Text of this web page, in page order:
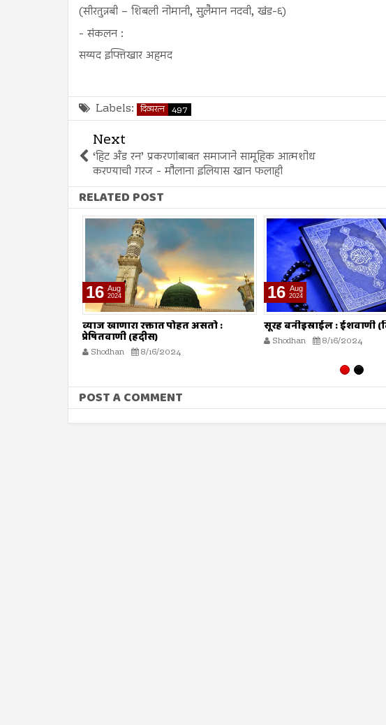
(सीरतुन्नबी – शिबली नोमानी, सुलैमान नदवी, खंड-६)
- संकलन :
सय्यद इफ्तिखार अहमद
Labels: दिव्यरत्न 497
Next
‘हिट अँड रन’ प्रकरणांबाबत समाजाने सामूहिक आत्मशोध
करण्याची गरज - मौलाना इलियास खान फलाही
RELATED POST
16 Aug
2024
सूरह बनीइस्राईल : ईशवाणी (दिव्य कुरआन)
Shodhan 8/16/2024
09 Aug
2024
व्याज घेणे : प्रेषितवाणी (हदीस)
Shodhan 8/9/2024
POST A COMMENT